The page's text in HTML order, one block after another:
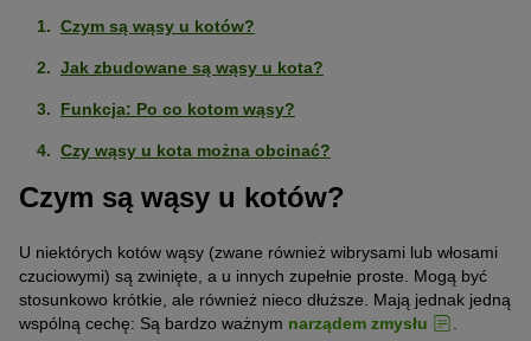
Czym są wąsy u kotów?
Jak zbudowane są wąsy u kota?
Funkcja: Po co kotom wąsy?
Czy wąsy u kota można obcinać?
Czym są wąsy u kotów?
U niektórych kotów wąsy (zwane również wibrysami lub włosami
czuciowymi) są zwinięte, a u innych zupełnie proste. Mogą być
stosunkowo krótkie, ale również nieco dłuższe. Mają jednak jedną
wspólną cechę: Są bardzo ważnym narządem zmysłu